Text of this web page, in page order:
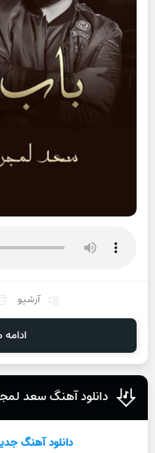
آرشیو
دانلود آهنگ سعد
دانلود آهنگ